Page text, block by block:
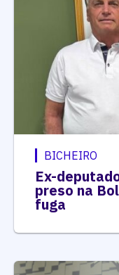
BICHEIRO
Ex-
preso na
fuga